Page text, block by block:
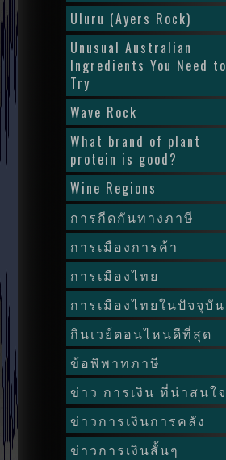
Uluru (Ayers Rock)
Unusual Australian
Ingredients You Need to
Try
Wave Rock
What brand of plant
protein is good?
Wine Regions
การกีดกันทางภาษี
การเมืองการค้า
การเมืองไทย
การเมืองไทยในปัจจุบัน
กินเวย์ตอนไหนดีที่สุด
ข้อพิพาทภาษี
ข่าว การเงิน ที่น่าสนใจ
ข่าวการเงินการคลัง
ข่าวการเงินสั้นๆ